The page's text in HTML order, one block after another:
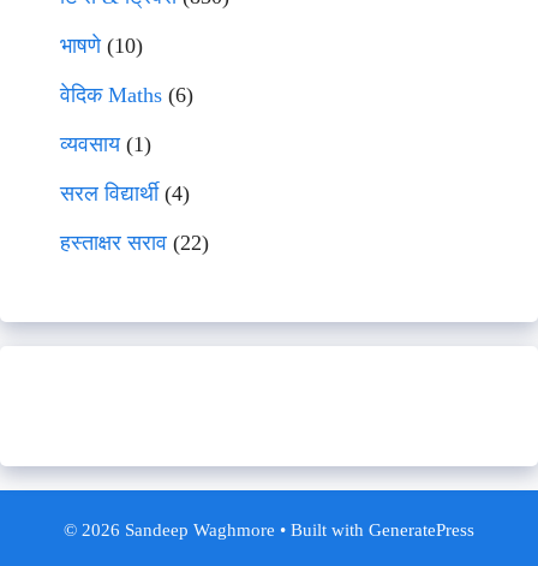
भाषणे(10)
वेदिक Maths (6)
व्यवसाय(1)
सरल विद्यार्थी(4)
हस्ताक्षर सराव (22)
© 2026 Sandeep Waghmore • Built with GeneratePress